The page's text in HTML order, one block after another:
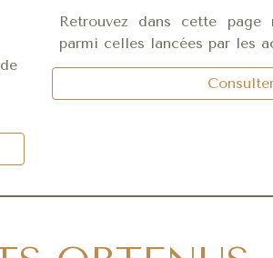
Retrouvez dans cette
parmi celles lancées par les